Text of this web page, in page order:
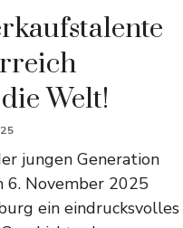
Welt!
jungen Generation
6. November 2025
ein eindrucksvolles